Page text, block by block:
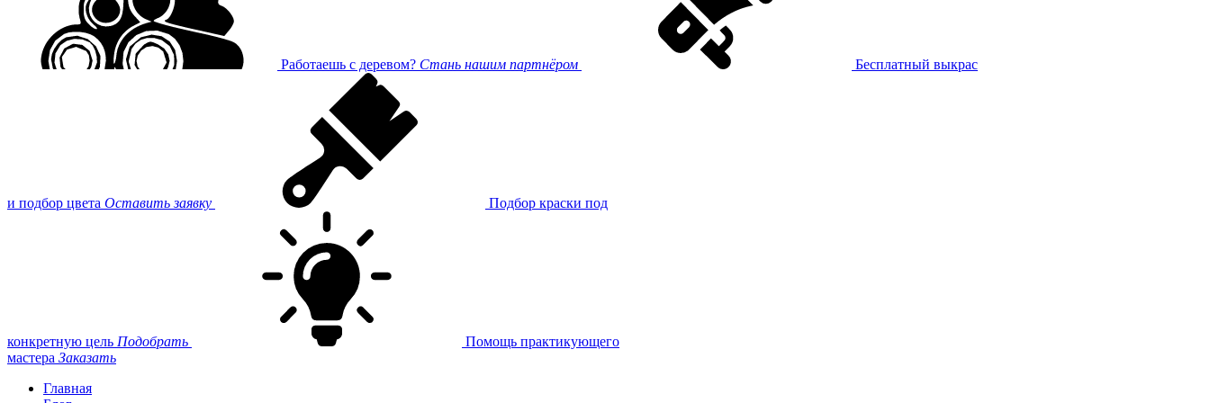
Работаешь с деревом? Стань нашим партнёром Бесплатный выкрас
и подбор цвета Оставить заявку Подбор краски под
конкретную цель Подобрать
Помощь практикующего
мастера Заказать
Главная